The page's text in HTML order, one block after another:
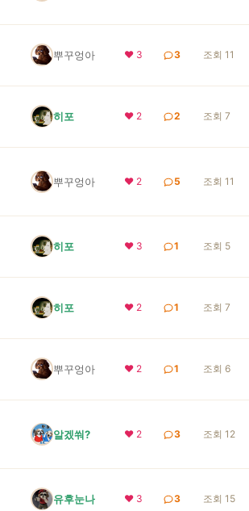
뿌꾸엉아 ❤ 3 3 조회 11
히포 ❤ 2 2 조회 7
뿌꾸엉아 ❤ 2 5 조회 11
히포 ❤ 3 1 조회 5
히포 ❤ 2 1 조회 7
뿌꾸엉아 ❤ 2 1 조회 6
알겠쒀? ❤ 2 3 조회 12
유후눈나 ❤ 3 3 조회 15